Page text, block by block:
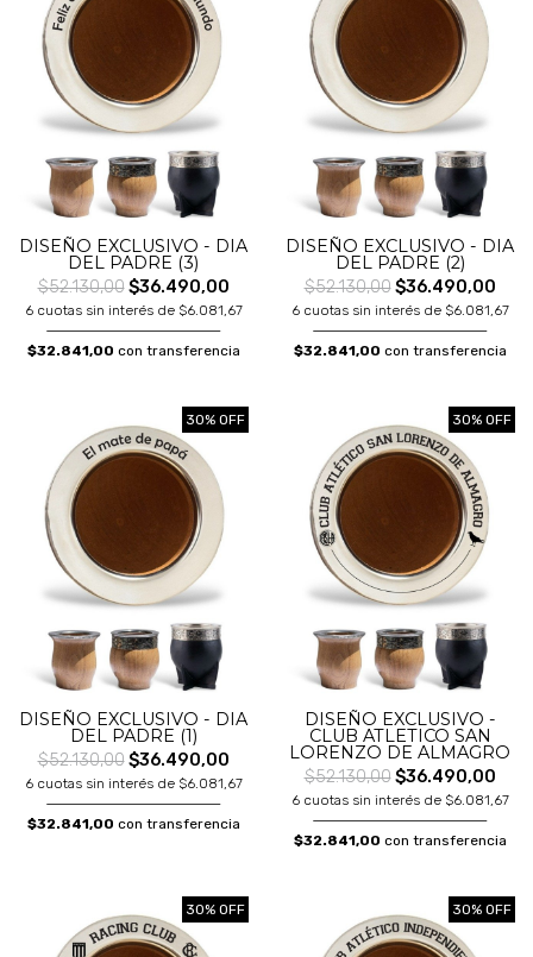
DISEÑO EXCLUSIVO - DIA
DEL PADRE (3)
$52.130,00$36.490,00
6 cuotas sin interés de $6.081,67
$32.841,00 con transferencia
DISEÑO EXCLUSIVO - DIA
DEL PADRE (2)
$52.130,00$36.490,00
6 cuotas sin interés de $6.081,67
$32.841,00 con transferencia
30% OFF
DISEÑO EXCLUSIVO - DIA
DEL PADRE (1)
$52.130,00$36.490,00
6 cuotas sin interés de $6.081,67
$32.841,00 con transferencia
30% OFF
DISEÑO EXCLUSIVO -
CLUB ATLETICO SAN
LORENZO DE ALMAGRO
$52.130,00$36.490,00
6 cuotas sin interés de $6.081,67
$32.841,00 con transferencia
30% OFF 30% OFF